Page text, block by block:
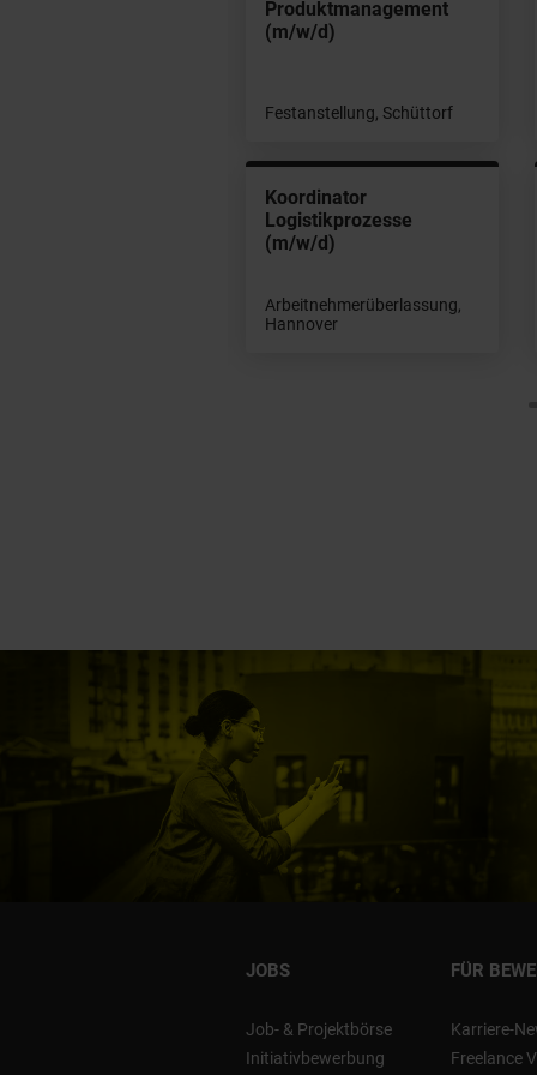
Produktmanagement
(m/w/d)
Festanstellung, Schüttorf
Koordinator
Logistikprozesse
(m/w/d)
Arbeitnehmerüberlassung,
Hannover
JOBS
Job- & Projektbörse
Initiativbewerbung
FÜR
Karriere-
Freelance